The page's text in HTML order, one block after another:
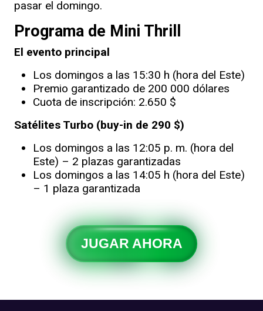
pasar el domingo.
Programa de Mini Thrill
El evento principal
Los domingos a las 15:30 h (hora del Este)
Premio garantizado de 200 000 dólares
Cuota de inscripción: 2.650 $
Satélites Turbo (buy-in de 290 $)
Los domingos a las 12:05 p. m. (hora del
Este) – 2 plazas garantizadas
Los domingos a las 14:05 h (hora del Este)
– 1 plaza garantizada
JUGAR AHORA